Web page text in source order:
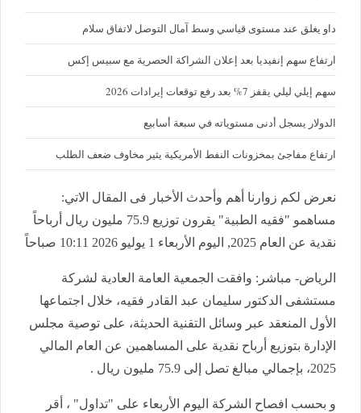
داو يغلق عند مستوى قياسي وسط آمال التوصل لاتفاق سلام
ارتفاع سهم إنفيديا بعد إعلان الشراكة الحصرية مع سبيس إكس
سهم إيلي ليلي يقفز 7% بعد رفع توقعات إيرادات 2026
الدولار يسجل أدنى مستوياته في سبعة أسابيع
ارتفاع مفاجئ بمخزونات النفط الأمريكية يثير مخاوف ضعف الطلب
نعرض لكم زوارنا أهم وأحدث الأخبار فى المقال الاتي:
مساهمو "فقيه الطبية" يقرون توزيع 75.9 مليون ريال أرباحاً
نقدية عن العام 2025, اليوم الأربعاء 1 يوليو 2026 10:11 صباحاً
الرياض- مباشر: وافقت الجمعية العامة العادية لشركة
مستشفى الدكتور سليمان عبد القادر فقيه، خلال اجتماعها
الأول المنعقد عبر وسائل التقنية الحديثة، على توصية مجلس
الإدارة بتوزيع أرباح نقدية على المساهمين عن العام المالي
2025، بإجمالي مبالغ تصل إلى 75.9 مليون ريال .
و بحسب افصاح الشركة اليوم الأربعاء على "تداول" ، أقر